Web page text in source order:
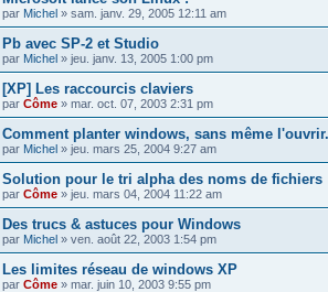
par Michel » sam. janv. 29, 2005 12:11 am
Pb avec SP-2 et Studio
par Michel » jeu. janv. 13, 2005 1:00 pm
[XP] Les raccourcis claviers
par Côme » mar. oct. 07, 2003 2:31 pm
Comment planter windows, sans même l'ouvrir.
par Michel » jeu. mars 25, 2004 9:27 am
Solution pour le tri alpha des noms de fichiers
par Côme » jeu. mars 04, 2004 11:22 am
Des trucs & astuces pour Windows
par Michel » ven. août 22, 2003 1:54 pm
Les limites réseau de windows XP
par Côme » mar. juin 10, 2003 9:55 pm